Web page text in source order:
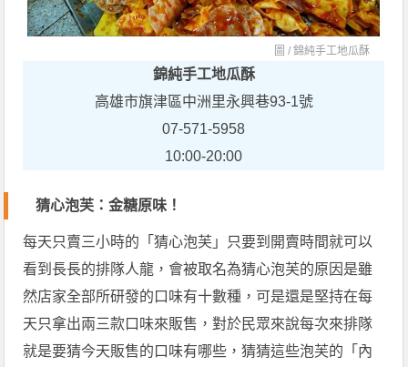
圖 /錦純手工地瓜酥
錦純手工地瓜酥
高雄市旗津區中洲里永興巷93-1號
07-571-5958
10:00-20:00
猜心泡芙：金糖原味！
每天只賣三小時的「猜心泡芙」只要到開賣時間就可以
看到長長的排隊人龍，會被取名為猜心泡芙的原因是雖
然店家全部所研發的口味有十數種，可是還是堅持在每
天只拿出兩三款口味來販售，對於民眾來說每次來排隊
就是要猜今天販售的口味有哪些，猜猜這些泡芙的「內